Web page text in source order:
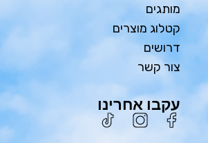
מותגים
קטלוג מוצרים
דרושים
צור קשר
עקבו אחרינו